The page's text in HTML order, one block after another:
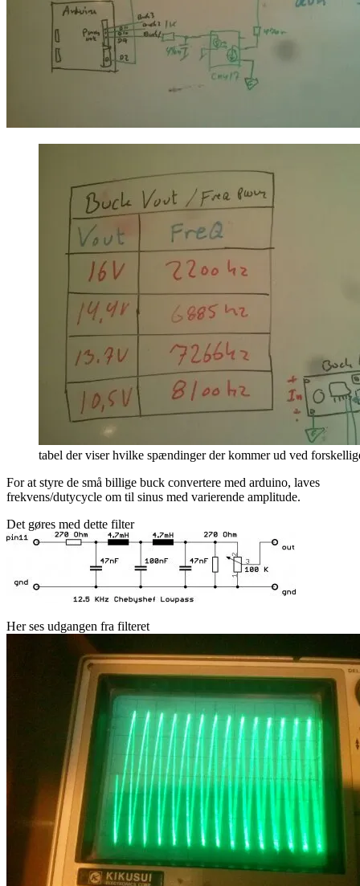
tabel der viser hvilke spændinger der kommer ud ved
For at styre de små billige buck convertere med arduino, laves
frekvens/dutycycle om til sinus med varierende amplitude.
Det gøres med dette filter
Her ses udgangen fra filteret